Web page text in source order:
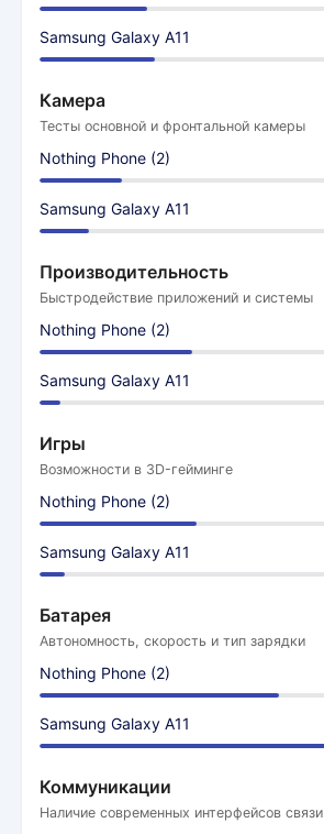
Samsung Galaxy A11
Камера
Тесты основной и фронтальной камеры
Nothing Phone (2)
Samsung Galaxy A11
Производительность
Быстродействие приложений и системы
Nothing Phone (2)
Samsung Galaxy A11
Игры
Возможности в 3D-гейминге
Nothing Phone (2)
Samsung Galaxy A11
Батарея
Автономность, скорость и тип зарядки
Nothing Phone (2)
Samsung Galaxy A11
Коммуникации
Наличие современных интерфейсов связи